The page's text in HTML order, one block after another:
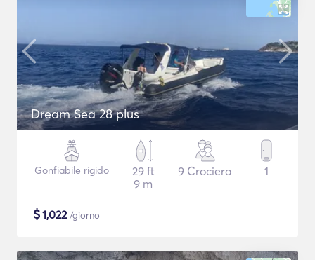
Dream Sea 28 plus
Gonfiabile rigido
29 ft
9 m
9 Crociera 1
$1,022/giorno